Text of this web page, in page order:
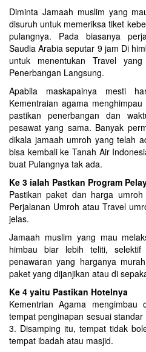
Diminta Jamaah muslim yang
disuruh untuk memeriksa tiket
pulangnya. Pada biasanya
Saudia Arabia seputar 9 jam Di
untuk menentukan Travel
Penerbangan Langsung.
Apabila maskapainya mesti
Kementraian agama
pastikan penerbangan dan
pesawat yang sama. Banyak
dikala jamaah umroh yang telah
bisa kembali ke Tanah Air
buat Pulangnya tak ada.
Ke 3 ialah Pastkan Program
Pastikan paket dan harga
Perjalanan Umroh atau Travel
jelas.
Jamaah muslim yang mau
himbau biar lebih teliti,
penawaran yang harganya
paket yang dijanjikan atau di
Ke 4 yaitu Pastikan Hotelnya
Kementrian Agama mengimbau
tempat penginapan sesuai
3. Disamping itu, tempat tidak
tempat ibadah atau masjid.